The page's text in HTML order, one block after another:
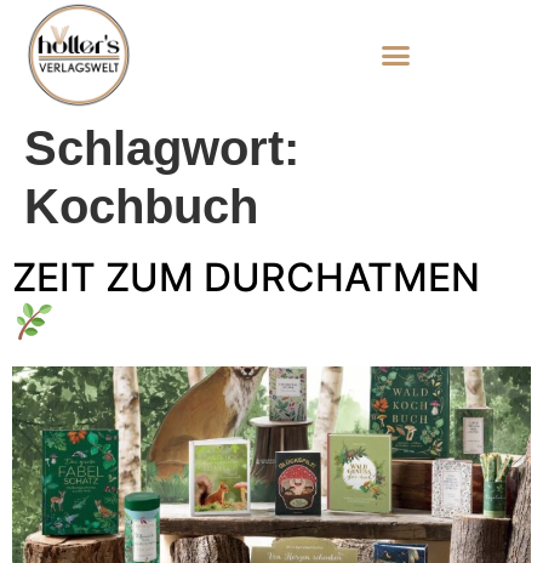
Schlagwort:
Kochbuch
ZEIT ZUM DURCHATMEN